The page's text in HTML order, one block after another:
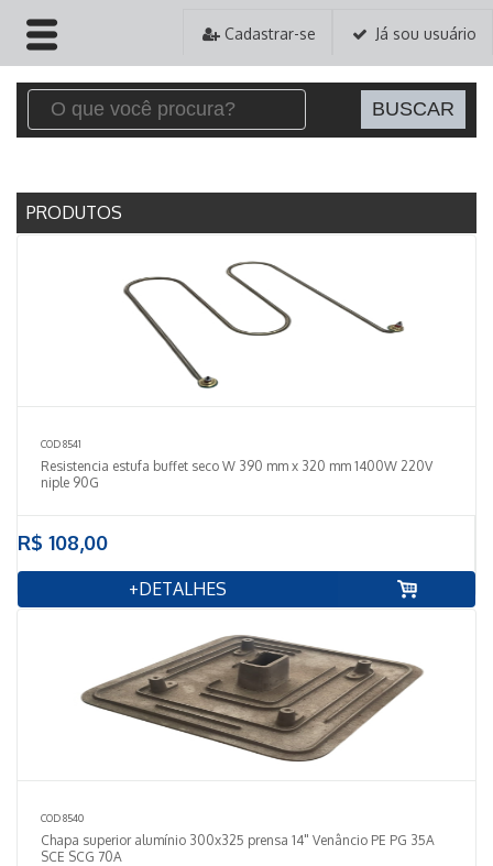
Cadastrar-se Já sou usuário
HOME
PRODUTOS
ASSISTÊNCIA TÉCNICA
PRODUTOS
COD 8541
Resistencia estufa buffet seco W 390 mm x 320 mm 1400W 220V
niple 90G
R$ 108,00
+DETALHES
COD 8540
Chapa superior alumínio 300x325 prensa 14" Venâncio PE PG 35A
SCE SCG 70A